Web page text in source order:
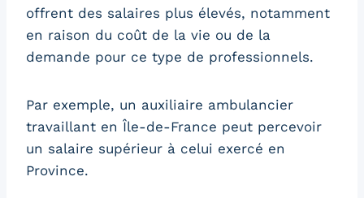
offrent des salaires plus élevés, notamment
en raison du coût de la vie ou de la
demande pour ce type de professionnels.
Par exemple, un auxiliaire ambulancier
travaillant en Île-de-France peut percevoir
un salaire supérieur à celui exercé en
Province.